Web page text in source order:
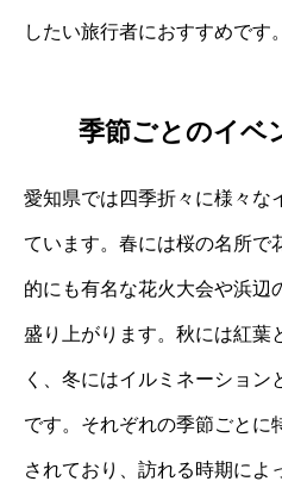
したい旅行者におすすめです。
季節ごとのイベ
愛知県では四季折々に様々な
ています。春には桜の名所で
的にも有名な花火大会や浜辺
盛り上がります。秋には紅葉
く、冬にはイルミネーショ
です。それぞれの季節ごとに
されており、訪れる時期によ